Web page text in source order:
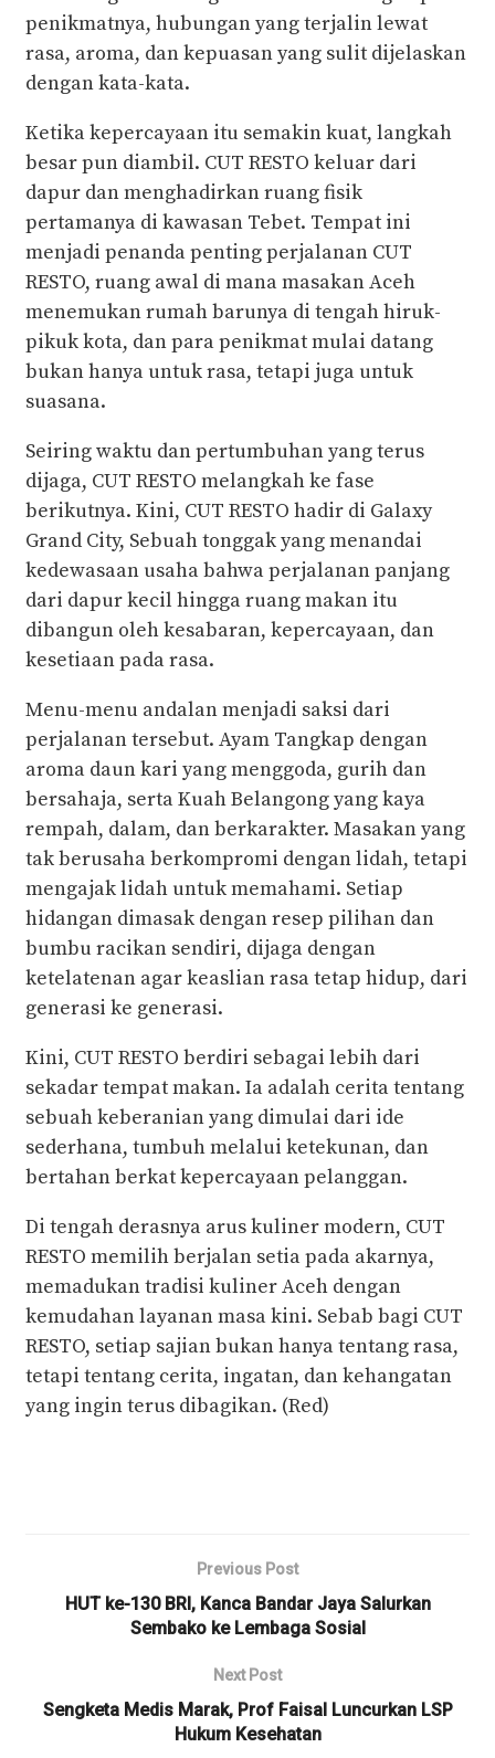
penikmatnya, hubungan yang terjalin lewat
rasa, aroma, dan kepuasan yang sulit dijelaskan
dengan kata-kata.
Ketika kepercayaan itu semakin kuat, langkah
besar pun diambil. CUT RESTO keluar dari
dapur dan menghadirkan ruang fisik
pertamanya di kawasan Tebet. Tempat ini
menjadi penanda penting perjalanan CUT
RESTO, ruang awal di mana masakan Aceh
menemukan rumah barunya di tengah hiruk-
pikuk kota, dan para penikmat mulai datang
bukan hanya untuk rasa, tetapi juga untuk
suasana.
Seiring waktu dan pertumbuhan yang terus
dijaga, CUT RESTO melangkah ke fase
berikutnya. Kini, CUT RESTO hadir di Galaxy
Grand City, Sebuah tonggak yang menandai
kedewasaan usaha bahwa perjalanan panjang
dari dapur kecil hingga ruang makan itu
dibangun oleh kesabaran, kepercayaan, dan
kesetiaan pada rasa.
Menu-menu andalan menjadi saksi dari
perjalanan tersebut. Ayam Tangkap dengan
aroma daun kari yang menggoda, gurih dan
bersahaja, serta Kuah Belangong yang kaya
rempah, dalam, dan berkarakter. Masakan yang
tak berusaha berkompromi dengan lidah, tetapi
mengajak lidah untuk memahami. Setiap
hidangan dimasak dengan resep pilihan dan
bumbu racikan sendiri, dijaga dengan
ketelatenan agar keaslian rasa tetap hidup, dari
generasi ke generasi.
Kini, CUT RESTO berdiri sebagai lebih dari
sekadar tempat makan. Ia adalah cerita tentang
sebuah keberanian yang dimulai dari ide
sederhana, tumbuh melalui ketekunan, dan
bertahan berkat kepercayaan pelanggan.
Di tengah derasnya arus kuliner modern, CUT
RESTO memilih berjalan setia pada akarnya,
memadukan tradisi kuliner Aceh dengan
kemudahan layanan masa kini. Sebab bagi CUT
RESTO, setiap sajian bukan hanya tentang rasa,
tetapi tentang cerita, ingatan, dan kehangatan
yang ingin terus dibagikan. (Red)
Previous Post
HUT ke-130 BRI, Kanca Bandar Jaya Salurkan
Sembako ke Lembaga Sosial
Next Post
Sengketa Medis Marak, Prof Faisal Luncurkan LSP
Hukum Kesehatan